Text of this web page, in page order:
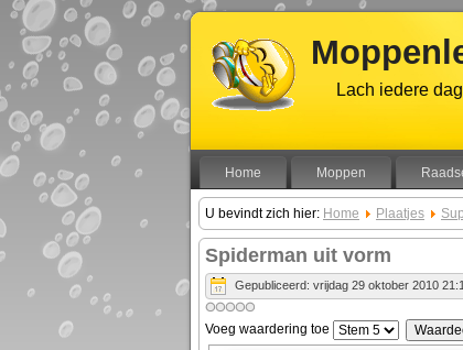
Lach iedere
Home Moppen
U bevindt zich hier: Home Plaatjes
Spiderman uit vorm
Gepubliceerd: vrijdag 29 oktober 2010
Voeg waardering toe